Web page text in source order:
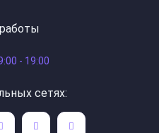
- 19:00
сетях: